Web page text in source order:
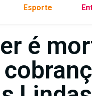
Esporte
é